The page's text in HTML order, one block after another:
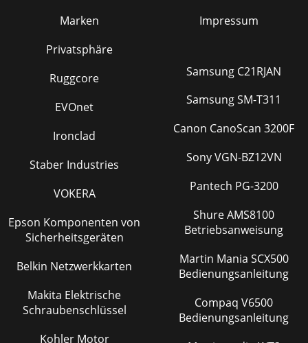
Marken
Privatsphäre
Impressum
Ruggcore
EVOnet
Ironclad
Staber Industries
VOKERA
Epson Komponenten von
Sicherheitsgeräten
Belkin Netzwerkkarten
Makita Elektrische
Schraubenschlüssel
Kohler Motor
Samsung C21RJAN
Samsung SM-T311
Canon CanoScan 3200F
Sony VGN-BZ12VN
Pantech PG-3200
Shure AMS8100
Betriebsanweisung
Martin Mania SCX500
Bedienungsanleitung
Compaq V6500
Bedienungsanleitung